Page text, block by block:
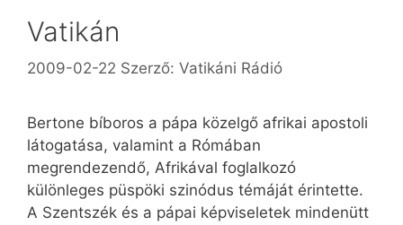
Vatikán
2009-02-22 Szerző: Vatikáni Rádió
Bertone bíboros a pápa közelgő afrikai apostoli
látogatása, valamint a Rómában
megrendezendő, Afrikával foglalkozó
különleges püspöki szinódus témáját érintette.
A Szentszék és a pápai képviseletek mindenütt